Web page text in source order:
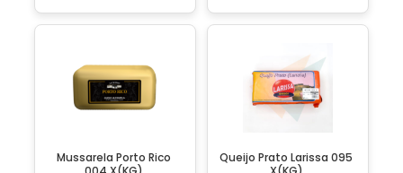
Mussarela Porto Rico
Queijo Prato Larissa 095